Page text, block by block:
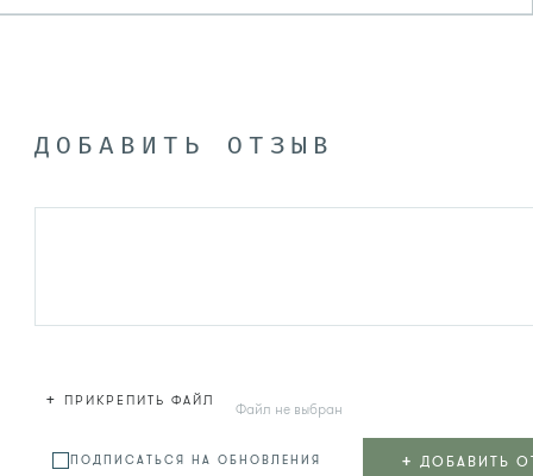
ДОБАВИТЬ ОТЗЫВ
+ ПРИКРЕПИТЬ ФАЙЛ Файл не выбран
ПОДПИСАТЬСЯ НА ОБНОВЛЕНИЯ + ДОБАВИТЬ